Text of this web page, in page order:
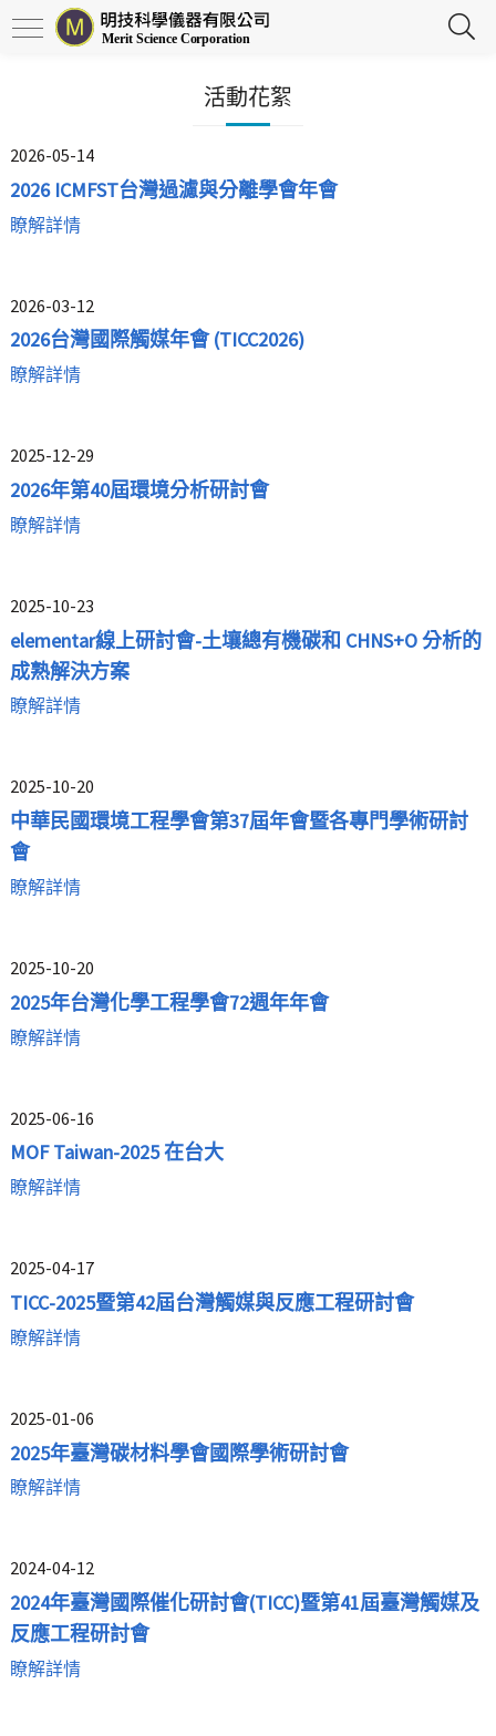
活動花絮
2026-05-14
2026 ICMFST台灣過濾與分離學會年會
瞭解詳情
2026-03-12
2026台灣國際觸媒年會 (TICC2026)
瞭解詳情
2025-12-29
2026年第40屆環境分析研討會
瞭解詳情
2025-10-23
elementar線上研討會-土壤總有機碳和 CHNS+O 分析的
成熟解決方案
瞭解詳情
2025-10-20
中華民國環境工程學會第37屆年會暨各專門學術研討
會
瞭解詳情
2025-10-20
2025年台灣化學工程學會72週年年會
瞭解詳情
2025-06-16
MOF Taiwan-2025 在台大
瞭解詳情
2025-04-17
TICC-2025暨第42屆台灣觸媒與反應工程研討會
瞭解詳情
2025-01-06
2025年臺灣碳材料學會國際學術研討會
瞭解詳情
2024-04-12
2024年臺灣國際催化研討會(TICC)暨第41屆臺灣觸媒及
反應工程研討會
瞭解詳情